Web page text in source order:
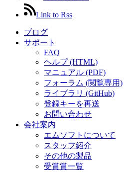
Link to Rss
ブログ
サポート
FAQ
ヘルプ (HTML)
マニュアル (PDF)
フォーラム (閲覧専用)
ライブラリ (GitHub)
登録キーを再送
お問い合わせ
会社案内
エムソフトについて
スタッフ紹介
その他の製品
受賞賞一覧